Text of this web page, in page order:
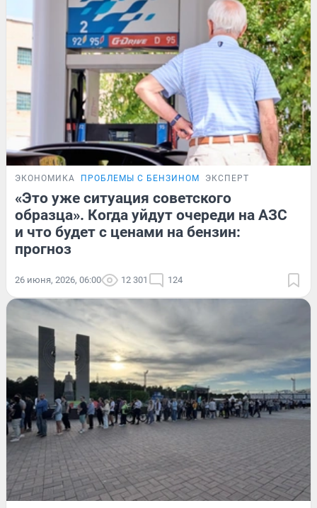
ЭКОНОМИКА ПРОБЛЕМЫ С БЕНЗИНОМ ЭКСПЕРТ
«Это уже ситуация советского
образца». Когда уйдут очереди на АЗС
и что будет с ценами на бензин:
прогноз
26 июня, 2026, 06:00 12 301 124